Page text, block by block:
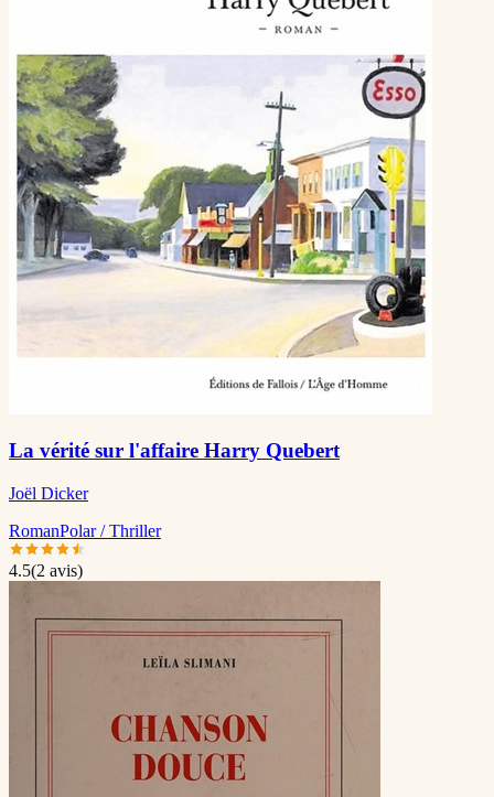
La vérité sur l'affaire Harry Quebert
Joël Dicker
RomanPolar / Thriller
4.5(2 avis)